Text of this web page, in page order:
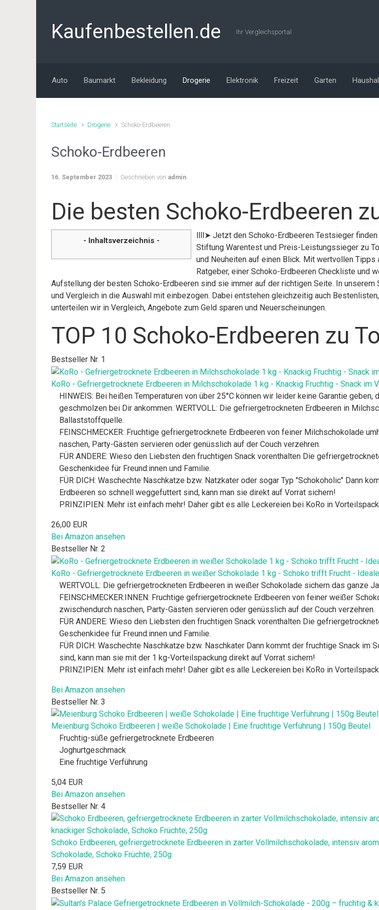
Kaufenbestellen.de Ihr Vergleichsportal
Auto Baumarkt Bekleidung Drogerie Elektronik Freizeit Garten
Startseite Drogerie Schoko-Erdbeeren
Schoko-Erdbeeren
16. September 2023 Geschrieben von admin
Die besten Schoko-Erdbeeren
- Inhaltsverzeichnis -
llll➤ Jetzt den Schoko-Erdbeeren Testsieger finden
Stiftung Warentest und Preis-Leistungssieger zu
und Neuheiten auf einen Blick. Mit wertvollen
Ratgeber, einer Schoko-Erdbeeren Checkliste und
Aufstellung der besten Schoko-Erdbeeren sind sie immer auf der richtigen Seite. In
und Vergleich in die Auswahl mit einbezogen. Dabei entstehen gleichzeitig auch
unterteilen wir in Vergleich, Angebote zum Geld sparen und Neuerscheinungen.
TOP 10 Schoko-Erdbeeren zu
Bestseller Nr. 1
KoRo - Gefriergetrocknete Erdbeeren in Milchschokolade 1 kg - Knackig Fruchtig - Snack im
HINWEIS: Bei heißen Temperaturen von über 25°C können wir leider keine Garantie
geschmolzen bei Dir ankommen. WERTVOLL: Die gefriergetrockneten Erdbeeren in
Ballaststoffquelle.
FEINSCHMECKER: Fruchtige gefriergetrocknete Erdbeeren von feiner Milchschokolade
naschen, Party-Gästen servieren oder genüsslich auf der Couch verzehren.
FÜR ANDERE: Wieso den Liebsten den fruchtigen Snack vorenthalten Die
Geschenkidee für Freund:innen und Familie.
FÜR DICH: Waschechte Naschkatze bzw. Natzkater oder sogar Typ "Schokoholic" Dann
Erdbeeren so schnell weggefuttert sind, kann man sie direkt auf Vorrat sichern!
PRINZIPIEN: Mehr ist einfach mehr! Daher gibt es alle Leckereien bei KoRo in
26,00 EUR
Bei Amazon ansehen
Bestseller Nr. 2
KoRo - Gefriergetrocknete Erdbeeren in weißer Schokolade 1 kg - Schoko trifft Frucht -
WERTVOLL: Die gefriergetrockneten Erdbeeren in weißer Schokolade sichern das ganze
FEINSCHMECKER:INNEN: Fruchtige gefriergetrocknete Erdbeeren von feiner weißer
zwischendurch naschen, Party-Gästen servieren oder genüsslich auf der Couch verzehren.
FÜR ANDERE: Wieso den Liebsten den fruchtigen Snack vorenthalten Die
Geschenkidee für Freund:innen und Familie.
FÜR DICH: Waschechte Naschkatze bzw. Naschkater Dann kommt der fruchtige Snack
sind, kann man sie mit der 1 kg-Vorteilspackung direkt auf Vorrat sichern!
PRINZIPIEN: Mehr ist einfach mehr! Daher gibt es alle Leckereien bei KoRo in
Bei Amazon ansehen
Bestseller Nr. 3
Meienburg Schoko Erdbeeren | weiße Schokolade | Eine fruchtige Verführung | 150g Beutel
Fruchtig-süße gefriergetrocknete Erdbeeren
Joghurtgeschmack
Eine fruchtige Verführung
5,04 EUR
Bei Amazon ansehen
Bestseller Nr. 4
Schoko Erdbeeren, gefriergetrocknete Erdbeeren in zarter Vollmilchschokolade, intensiv
Schokolade, Schoko Früchte, 250g
7,59 EUR
Bei Amazon ansehen
Bestseller Nr. 5